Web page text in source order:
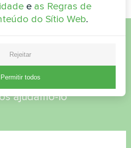
ou tem
ajudamo-lo
e as Regras de
do Sítio Web.
Rejeitar
Permitir todos